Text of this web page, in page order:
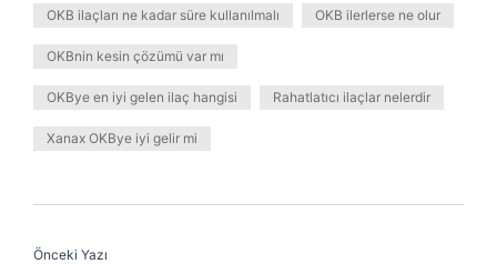
OKB ilaçları ne kadar süre kullanılmalı OKB ilerlerse ne olur
OKBnin kesin çözümü var mı
OKBye en iyi gelen ilaç hangisi Rahatlatıcı ilaçlar nelerdir
Xanax OKBye iyi gelir mi
Önceki Yazı